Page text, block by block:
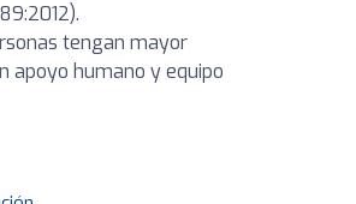
tengan mayor
apoyo humano y equipo